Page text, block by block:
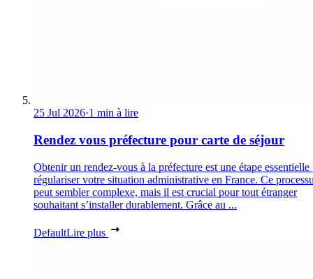
25 Jul 2026·1 min à lire
Rendez vous préfecture pour carte de séjour
Obtenir un rendez-vous à la préfecture est une étape essentielle
régulariser votre situation administrative en France. Ce
peut sembler complexe, mais il est crucial pour tout étranger
souhaitant s’installer durablement. Grâce au ...
DefaultLire plus